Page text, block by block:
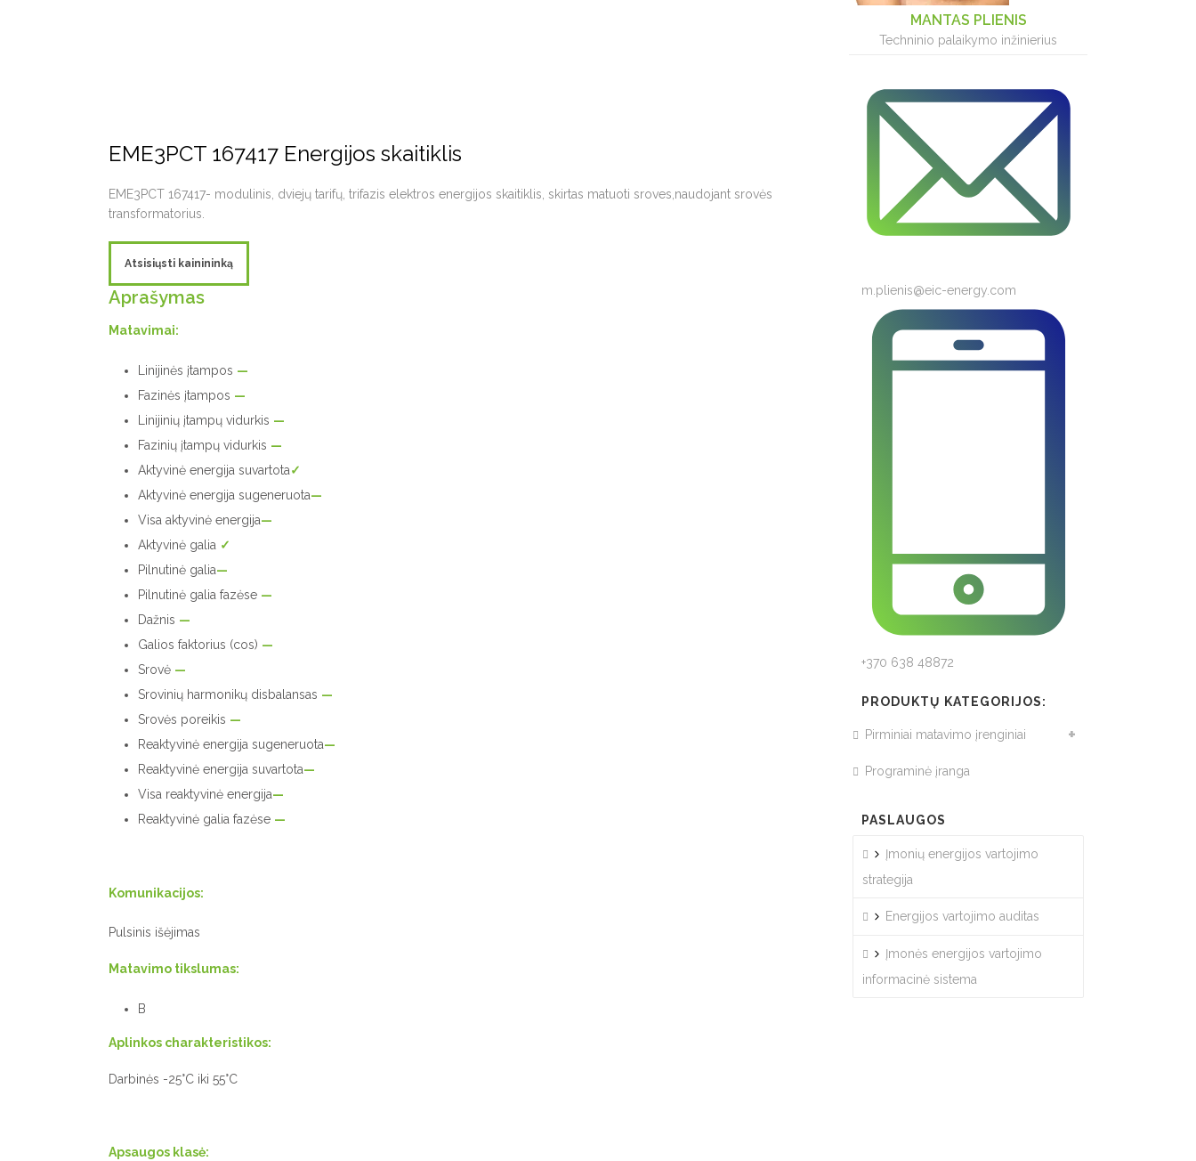
EME3PCT 167417 Energijos skaitiklis
EME3PCT 167417- modulinis, dviejų tarifų, trifazis elektros energijos skaitiklis, skirtas matuoti sroves,naudojant srovės
transformatorius.
Atsisiųsti kainininką
Aprašymas
Matavimai:
Linijinės įtampos —
Fazinės įtampos —
Linijinių įtampų vidurkis —
Fazinių įtampų vidurkis —
Aktyvinė energija suvartota✓
Aktyvinė energija sugeneruota—
Visa aktyvinė energija—
Aktyvinė galia ✓
Pilnutinė galia—
Pilnutinė galia fazėse —
Dažnis —
Galios faktorius (cos) —
Srovė —
Srovinių harmonikų disbalansas —
Srovės poreikis —
Reaktyvinė energija sugeneruota—
Reaktyvinė energija suvartota—
Visa reaktyvinė energija—
Reaktyvinė galia fazėse —
Komunikacijos:
Pulsinis išėjimas
Matavimo tikslumas:
B
Aplinkos charakteristikos:
Darbinės -25°C iki 55°C
Apsaugos klasė:
MANTAS PLIENIS
Techninio palaikymo inžinierius
m.plienis@eic-energy.com
+370 638 48872
PRODUKTŲ KATEGORIJOS:
Pirminiai matavimo įrenginiai
Programinė įranga
PASLAUGOS
Įmonių energijos vartojimo
strategija
Energijos vartojimo auditas
Įmonės energijos vartojimo
informacinė sistema